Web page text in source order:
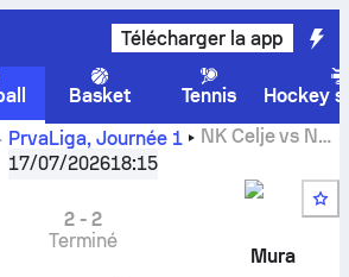
Télécharger la app
Basket Tennis
Hockey
PrvaLiga, Journée 1 NK Celjevs NŠ
, résultats des face-à-face ,
17/07/202618:15
2-2
Terminé
Mura